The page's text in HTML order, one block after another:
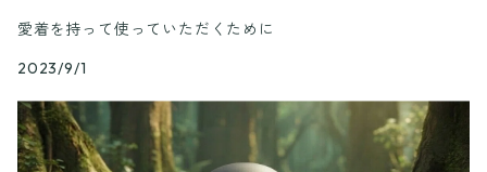
愛着を持って使っていただくために
2023/9/1